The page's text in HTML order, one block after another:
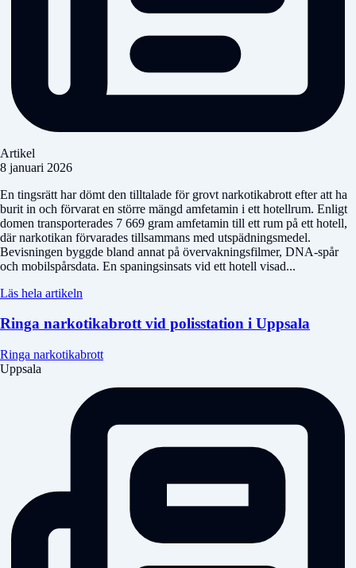
Artikel
8 januari 2026
En tingsrätt har dömt den tilltalade för grovt narkotikabrott efter att ha
burit in och förvarat en större mängd amfetamin i ett hotellrum. Enligt
domen transporterades 7 669 gram amfetamin till ett rum på ett hotell,
där narkotikan förvarades tillsammans med utspädningsmedel.
Bevisningen byggde bland annat på övervakningsfilmer, DNA-spår
och mobilspårsdata. En spaningsinsats vid ett hotell visad...
Läs hela artikeln
Ringa narkotikabrott vid polisstation i Uppsala
Ringa narkotikabrott
Uppsala